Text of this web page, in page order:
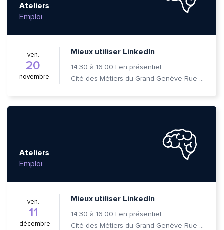
Ateliers
Emploi
ven.
20
novembre
Mieux utiliser LinkedIn
14:30 à 16:00 | en présentiel
Cité des Métiers du Grand Genève Rue Prévost-Martin 6 1205 Genève
Ateliers
Emploi
ven.
11
décembre
Mieux utiliser LinkedIn
14:30 à 16:00 | en présentiel
Cité des Métiers du Grand Genève Rue Prévost-Martin 6 1205 Genève